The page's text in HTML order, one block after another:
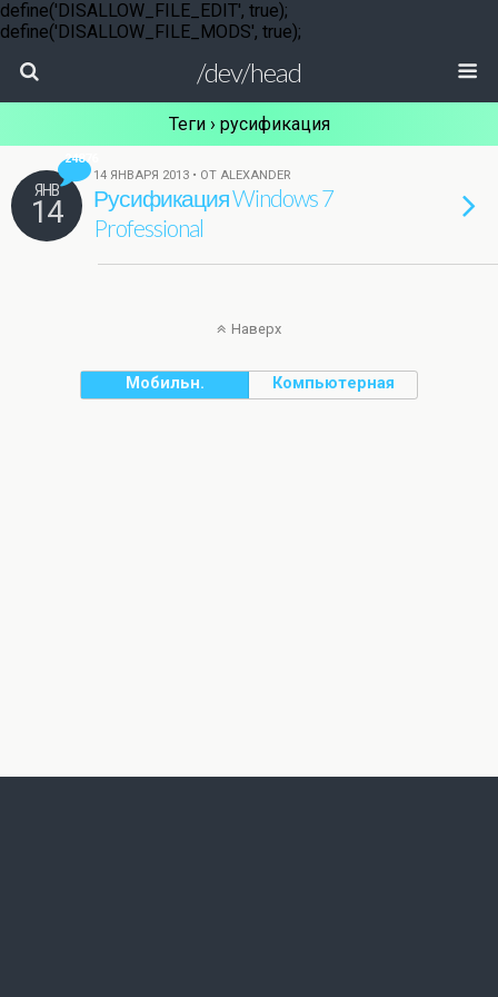
define('DISALLOW_FILE_EDIT', true);
define('DISALLOW_FILE_MODS', true);
/dev/head
Теги › русификация
24876
ЯНВ
14
14 ЯНВАРЯ 2013 • ОТ ALEXANDER
Русификация Windows 7
Professional
Наверх
Мобильн. Компьютерная